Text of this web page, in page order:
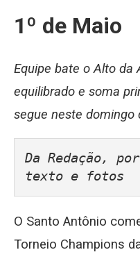
1º de Maio
Equipe bate o Alto da
equilibrado e soma
segue neste domingo
Da Redação,
texto e fotos
O Santo Antônio
Torneio Champions